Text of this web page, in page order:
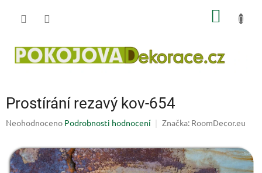
Prostírání rezavý kov-654
Průměrné
produktu
je
0,0
Neohodnoceno Podrobnosti hodnocení Značka: RoomDecor.eu